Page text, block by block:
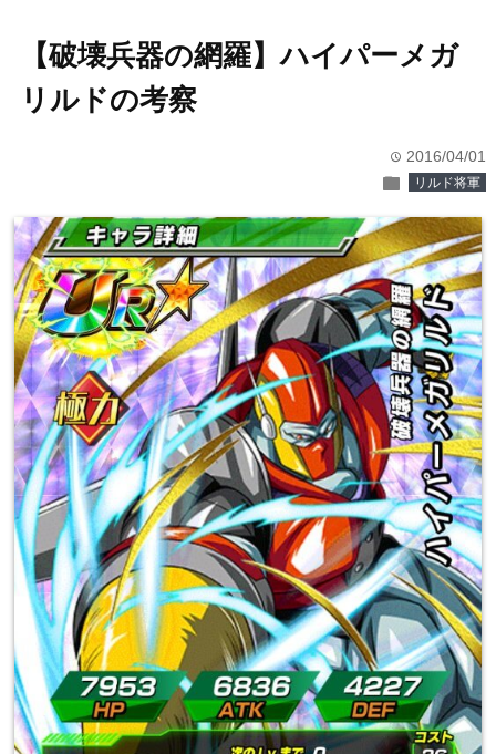
【破壊兵器の網羅】ハイパーメガ
リルドの考察
time 2016/04/01
folder リルド将軍